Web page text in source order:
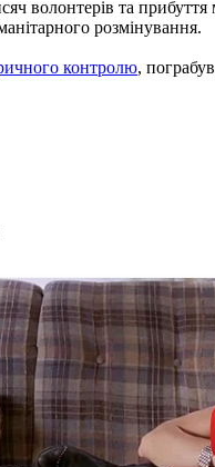
волонтерів та
розмінування.
контролю,